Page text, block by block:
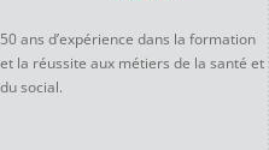
50 ans d’expérience dans la formation
et la réussite aux métiers de la santé et
du social.